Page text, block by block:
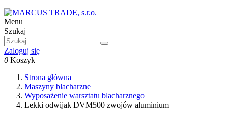
Menu
Szukaj
Zaloguj się
0 Koszyk
Strona główna
Maszyny blacharzne
Wyposażenie warsztatu blacharznego
Lekki odwijak DVM500 zwojów aluminium